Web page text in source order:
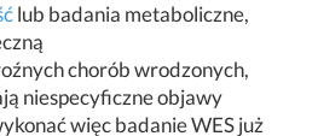
lub badania metaboliczne,
chorób wrodzonych,
niespecyficzne objawy
więc badanie WES już